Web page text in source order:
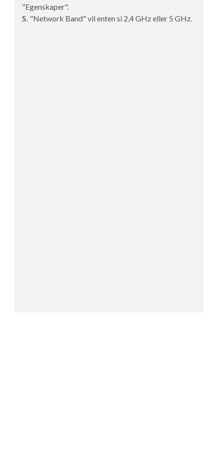
"Egenskaper".
5. "Network Band" vil enten si 2,4 GHz eller 5 GHz.